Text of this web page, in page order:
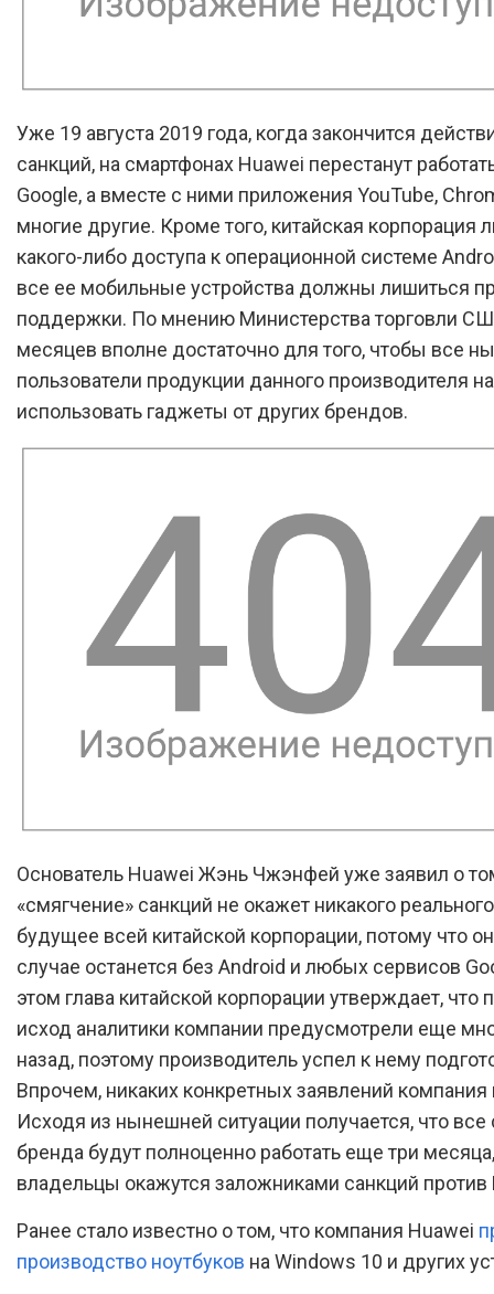
Уже 19 августа 2019 года, когда закончится
санкций, на смартфонах Huawei перестанут
Google, а вместе с ними приложения YouTube,
многие другие. Кроме того, китайская корпорация
какого-либо доступа к операционной системе
все ее мобильные устройства должны лишиться
поддержки. По мнению Министерства торговли
месяцев вполне достаточно для того, чтобы все
пользователи продукции данного производителя
использовать гаджеты от других брендов.
Основатель Huawei Жэнь Чжэнфей уже заявил о
«смягчение» санкций не окажет никакого
будущее всей китайской корпорации, потому что
случае останется без Android и любых сервисов
этом глава китайской корпорации утверждает, что
исход аналитики компании предусмотрели еще
назад, поэтому производитель успел к нему
Впрочем, никаких конкретных заявлений компания
Исходя из нынешней ситуации получается, что
бренда будут полноценно работать еще три
владельцы окажутся заложниками санкций против
Ранее стало известно о том, что компания Huawei
производство ноутбуков на Windows 10 и других